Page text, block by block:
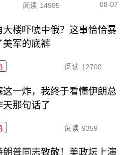
阅读 14985 08-07
大楼吓唬中俄？这事恰恰暴
美军的底裤
阅读 12700
这一炸，我终于看懂伊朗总
天那句话了
阅读 9359
朗普同志致敬！美政坛上演